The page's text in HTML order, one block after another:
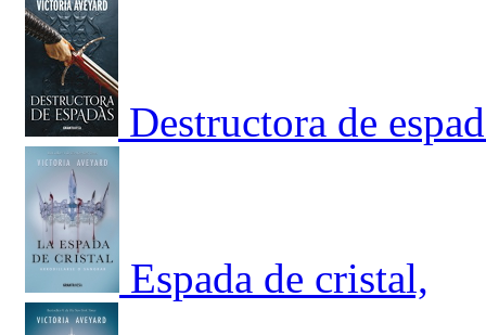
Destructora de
Espada de cristal,